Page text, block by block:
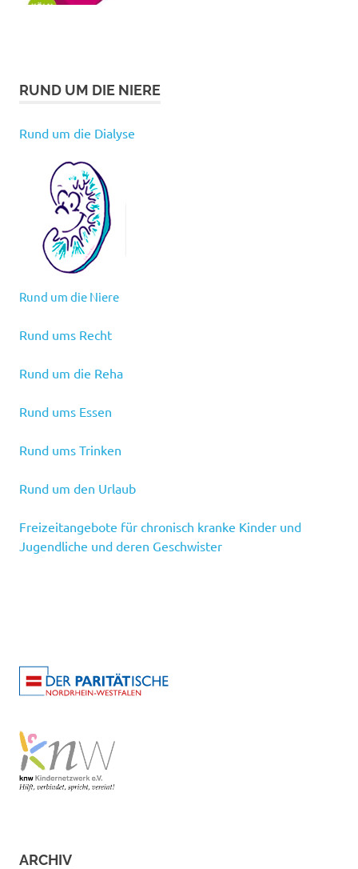
RUND UM DIE NIERE
Rund um die Dialyse
Rund um die Niere
Rund ums Recht
Rund um die Reha
Rund ums Essen
Rund ums Trinken
Rund um den Urlaub
Freizeitangebote für chronisch kranke Kinder und
Jugendliche und deren Geschwister
ARCHIV